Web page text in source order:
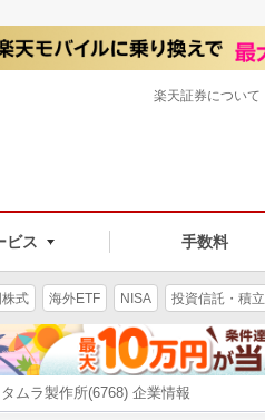
ビス 手数料
楽天証券について
式 海外ETF NISA 投資信託・積立
ムラ製作所(6768) 企業情報